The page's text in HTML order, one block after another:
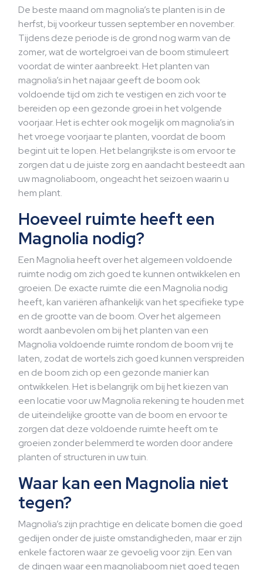
De beste maand om magnolia’s te planten is in de
herfst, bij voorkeur tussen september en november.
Tijdens deze periode is de grond nog warm van de
zomer, wat de wortelgroei van de boom stimuleert
voordat de winter aanbreekt. Het planten van
magnolia’s in het najaar geeft de boom ook
voldoende tijd om zich te vestigen en zich voor te
bereiden op een gezonde groei in het volgende
voorjaar. Het is echter ook mogelijk om magnolia’s in
het vroege voorjaar te planten, voordat de boom
begint uit te lopen. Het belangrijkste is om ervoor te
zorgen dat u de juiste zorg en aandacht besteedt aan
uw magnoliaboom, ongeacht het seizoen waarin u
hem plant.
Hoeveel ruimte heeft een
Magnolia nodig?
Een Magnolia heeft over het algemeen voldoende
ruimte nodig om zich goed te kunnen ontwikkelen en
groeien. De exacte ruimte die een Magnolia nodig
heeft, kan variëren afhankelijk van het specifieke type
en de grootte van de boom. Over het algemeen
wordt aanbevolen om bij het planten van een
Magnolia voldoende ruimte rondom de boom vrij te
laten, zodat de wortels zich goed kunnen verspreiden
en de boom zich op een gezonde manier kan
ontwikkelen. Het is belangrijk om bij het kiezen van
een locatie voor uw Magnolia rekening te houden met
de uiteindelijke grootte van de boom en ervoor te
zorgen dat deze voldoende ruimte heeft om te
groeien zonder belemmerd te worden door andere
planten of structuren in uw tuin.
Waar kan een Magnolia niet
tegen?
Magnolia’s zijn prachtige en delicate bomen die goed
gedijen onder de juiste omstandigheden, maar er zijn
enkele factoren waar ze gevoelig voor zijn. Een van
de dingen waar een magnoliaboom niet goed tegen